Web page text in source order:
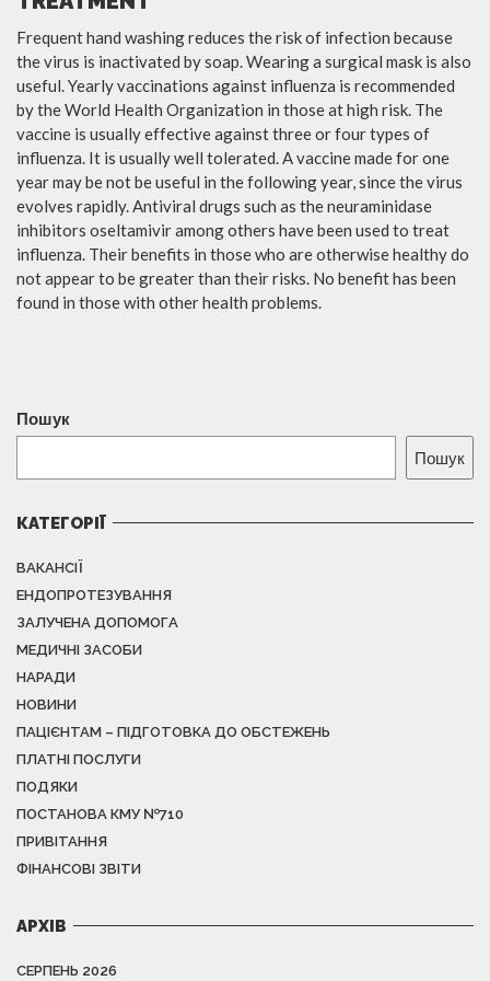
Frequent hand washing reduces the risk of infection because
the virus is inactivated by soap. Wearing a surgical mask is also
useful. Yearly vaccinations against influenza is recommended
by the World Health Organization in those at high risk. The
vaccine is usually effective against three or four types of
influenza. It is usually well tolerated. A vaccine made for one
year may be not be useful in the following year, since the virus
evolves rapidly. Antiviral drugs such as the neuraminidase
inhibitors oseltamivir among others have been used to treat
influenza. Their benefits in those who are otherwise healthy do
not appear to be greater than their risks. No benefit has been
found in those with other health problems.
Пошук
Пошук
КАТЕГОРІЇ
ВАКАНСІЇ
ЕНДОПРОТЕЗУВАННЯ
ЗАЛУЧЕНА ДОПОМОГА
МЕДИЧНІ ЗАСОБИ
НАРАДИ
НОВИНИ
ПАЦІЄНТАМ – ПІДГОТОВКА ДО ОБСТЕЖЕНЬ
ПЛАТНІ ПОСЛУГИ
ПОДЯКИ
ПОСТАНОВА КМУ №710
ПРИВІТАННЯ
ФІНАНСОВІ ЗВІТИ
АРХІВ
СЕРПЕНЬ 2026